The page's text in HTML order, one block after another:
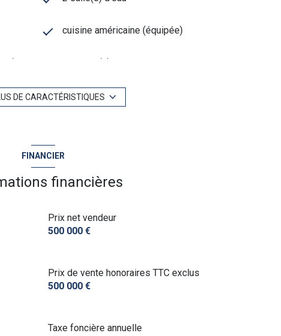
cuisine américaine (équipée)
1 garage(s)
1 niveau(x)
terrasse
DE CARACTÉRISTIQUES
FINANCIER
financières
Prix net vendeur
500 000 €
Prix de vente honoraires TTC exclus
500 000 €
Taxe foncière annuelle